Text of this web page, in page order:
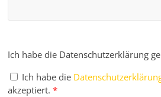
Ich habe die Datenschutzerklärung
Ich habe die
akzeptiert. *